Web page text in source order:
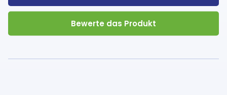
Bewerte das Produkt